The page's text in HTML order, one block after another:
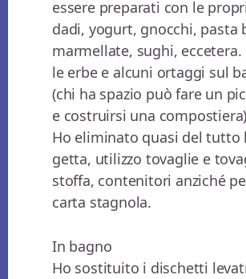
essere preparati con le
dadi, yogurt, gnocchi, pasta
marmellate, sughi, eccetera.
le erbe e alcuni ortaggi sul
(chi ha spazio può fare un
e costruirsi una
Ho eliminato quasi del tutto
getta, utilizzo tovaglie e
stoffa, contenitori anziché
carta stagnola.
In bagno
Ho sostituito i dischetti